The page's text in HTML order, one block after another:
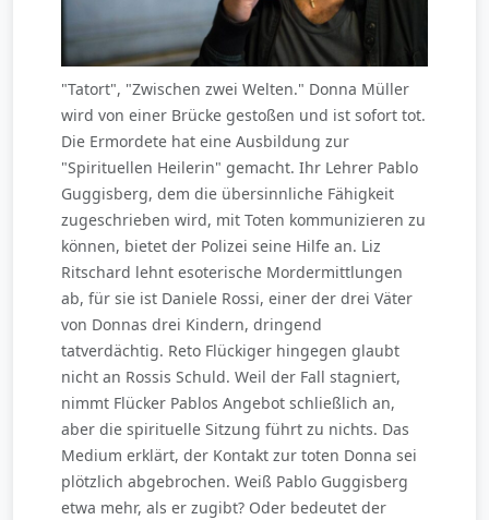
"Tatort", "Zwischen zwei Welten." Donna Müller
wird von einer Brücke gestoßen und ist sofort tot.
Die Ermordete hat eine Ausbildung zur
"Spirituellen Heilerin" gemacht. Ihr Lehrer Pablo
Guggisberg, dem die übersinnliche Fähigkeit
zugeschrieben wird, mit Toten kommunizieren zu
können, bietet der Polizei seine Hilfe an. Liz
Ritschard lehnt esoterische Mordermittlungen
ab, für sie ist Daniele Rossi, einer der drei Väter
von Donnas drei Kindern, dringend
tatverdächtig. Reto Flückiger hingegen glaubt
nicht an Rossis Schuld. Weil der Fall stagniert,
nimmt Flücker Pablos Angebot schließlich an,
aber die spirituelle Sitzung führt zu nichts. Das
Medium erklärt, der Kontakt zur toten Donna sei
plötzlich abgebrochen. Weiß Pablo Guggisberg
etwa mehr, als er zugibt? Oder bedeutet der